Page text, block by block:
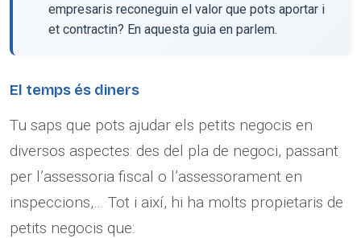
empresaris reconeguin el valor que pots aportar i
et contractin? En aquesta guia en parlem.
El temps és diners
Tu saps que pots ajudar els petits negocis en
diversos aspectes: des del pla de negoci, passant
per l’assessoria fiscal o l’assessorament en
inspeccions,… Tot i així, hi ha molts propietaris de
petits negocis que: